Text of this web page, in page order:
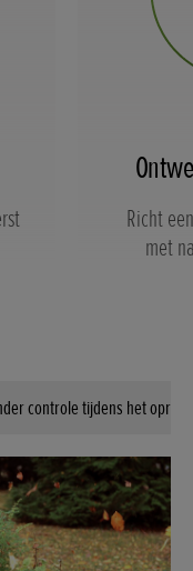
Richt
met
controle tijdens het